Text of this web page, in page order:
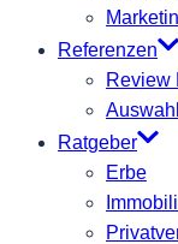
Referenzen
Review
Ratgeber
Erbe